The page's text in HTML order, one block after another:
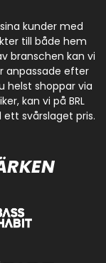
kunder med
till både hem
branschen kan vi
anpassade efter
helst shoppar via
kan vi på BRL
svårslaget pris.